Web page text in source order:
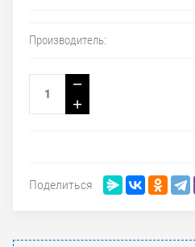
Производитель:
−
+
Поделиться